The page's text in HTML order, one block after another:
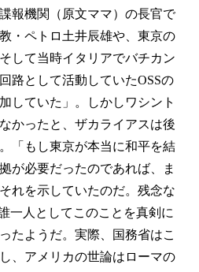
報機関（原文ママ）の長官で
・ペトロ土井辰雄や、東京の
して当時イタリアでバチカン
路として活動していたOSSの
していた」。しかしワシント
かったと、ザカライアスは後
「もし東京が本当に和平を結
が必要だったのであれば、ま
れを示していたのだ。残念な
一人としてこのことを真剣に
たようだ。実際、国務省はこ
、アメリカの世論はローマの